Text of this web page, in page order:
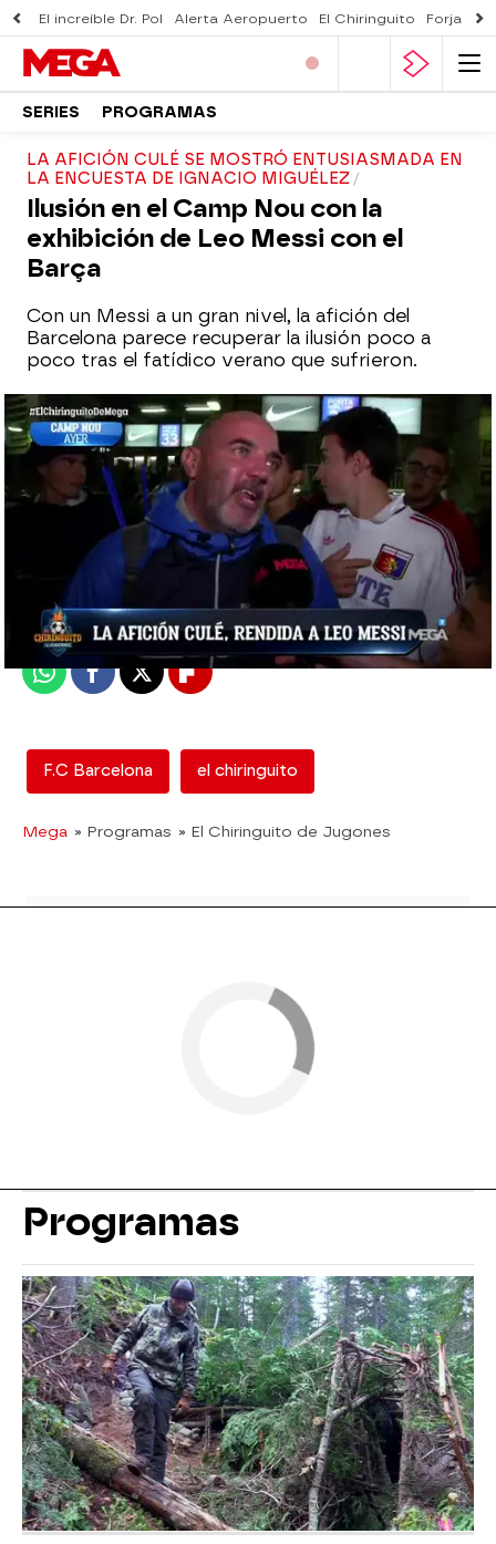
El increíble Dr. Pol Alerta Aeropuerto El Chiringuito Forjado
SERIES PROGRAMAS
LA AFICIÓN CULÉ SE MOSTRÓ ENTUSIASMADA EN
LA ENCUESTA DE IGNACIO MIGUÉLEZ
Ilusión en el Camp Nou con la
exhibición de Leo Messi con el
Barça
Con un Messi a un gran nivel, la afición del
Barcelona parece recuperar la ilusión poco a
poco tras el fatídico verano que sufrieron.
mega
Madrid
Publicado:11 de septiembre de 2017, 02:18
WhatsappFacebook
X Flipboard
F.C Barcelona el chiringuito
Mega » Programas » El Chiringuito de Jugones
Programas